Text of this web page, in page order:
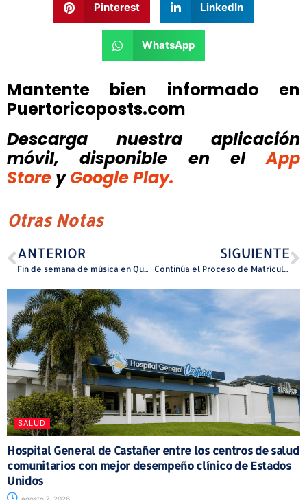
Pinterest LinkedIn
WhatsApp
Mantente bien informado en
Puertoricoposts.com
Descarga nuestra aplicación
móvil, disponible
en el
App
Store y Google Play.
Otras Notas
ANTERIOR
Fin de semana de música en Quebradillas
SIGUIENTE
Continúa el Proceso de Matrícula en Línea en las escuelas públicas
SALUD
Hospital General de Castañer entre los centros de salud
comunitarios con mejor desempeño clínico de Estados
Unidos